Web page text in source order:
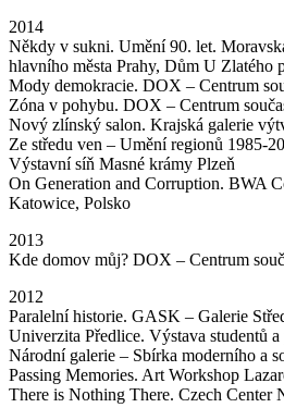
2014
Někdy v sukni. Umění 90. let.
hlavního města Prahy, Dům U Zlatého
Mody demokracie. DOX – Centrum
Zóna v pohybu. DOX – Centrum
Nový zlínský salon. Krajská galerie
Ze středu ven – Umění regionů 1985-
Výstavní síň Masné krámy Plzeň
On Generation and Corruption. BWA
Katowice, Polsko
2013
Kde domov můj? DOX – Centrum
2012
Paralelní historie. GASK – Galerie
Univerzita Předlice. Výstava studentů
Národní galerie – Sbírka moderního a
Passing Memories. Art Workshop
There is Nothing There. Czech Center